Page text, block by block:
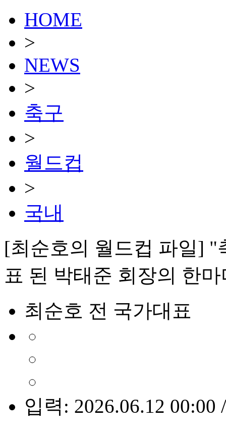
HOME
>
NEWS
>
축구
>
월드컵
>
국내
[최순호의 월드컵 파일]
표 된 박태준 회장의 한마
최순호 전 국가대표
입력: 2026.06.12 00:00